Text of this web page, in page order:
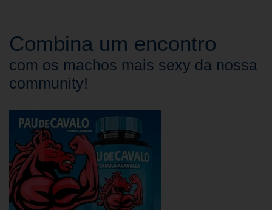
Combina um encontro
com os machos mais sexy da nossa
community!